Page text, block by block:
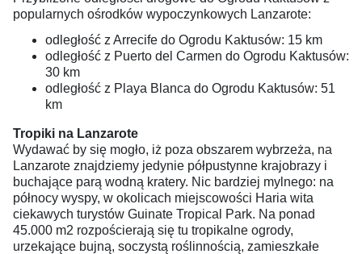
popularnych ośrodków wypoczynkowych Lanzarote:
odległość z Arrecife do Ogrodu Kaktusów: 15 km
odległość z Puerto del Carmen do Ogrodu Kaktusów:
30 km
odległość z Playa Blanca do Ogrodu Kaktusów: 51
km
Tropiki na Lanzarote
Wydawać by się mogło, iż poza obszarem wybrzeża, na
Lanzarote znajdziemy jedynie półpustynne krajobrazy i
buchające parą wodną kratery. Nic bardziej mylnego: na
północy wyspy, w okolicach miejscowości Haria wita
ciekawych turystów Guinate Tropical Park. Na ponad
45.000 m2 rozpościerają się tu tropikalne ogrody,
urzekające bujną, soczystą roślinnością, zamieszkałe